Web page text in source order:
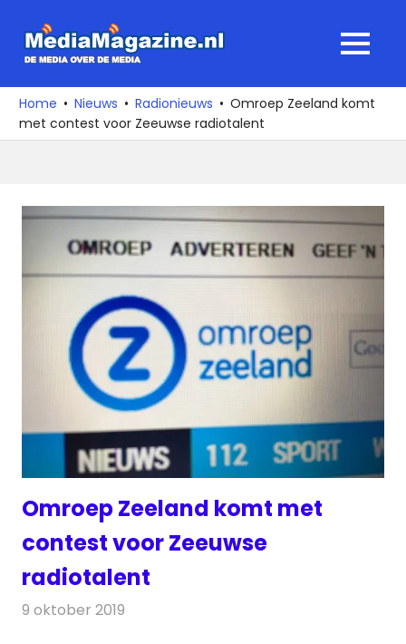
naar
media
over
de
MENU
Home Nieuws Radionieuws
Omroep Zeeland komt
met contest voor Zeeuwse radiotalent
Omroep Zeeland komt met
contest voor Zeeuwse
radiotalent
9 oktober 2019